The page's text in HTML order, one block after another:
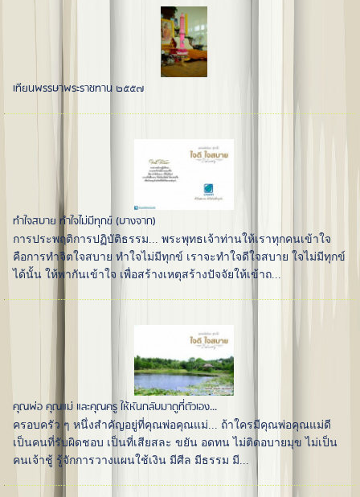
เทียนพรรษาพระราชทาน ๒๕๕๗
ทำใจสบาย ทำใจไม่มีทุกข์ (บางจาก)
การประพฤติการปฏิบัติธรรม... พระพุทธเจ้าท่านให้เราทุกคนเข้าใจ
คือการทำจิตใจสบาย ทำใจไม่มีทุกข์ เราจะทำใจดีใจสบาย ใจไม่มีทุกข์
ได้นั้น ให้พากันเข้าใจ เพื่อสร้างเหตุสร้างปัจจัยให้เข้าถ...
คุณพ่อ คุณแม่ และคุณครู ให้หันกลับมาดูที่ตัวเอง...
ครอบครัว ๆ หนึ่งสำคัญอยู่ที่คุณพ่อคุณแม่... ถ้าใครมีคุณพ่อคุณแม่ดี
เป็นคนที่รับผิดชอบ เป็นที่เสียสละ ขยัน อดทน ไม่ติดอบายมุข ไม่เป็น
คนเจ้าชู้ รู้จักการวางแผนใช้เงิน มีศีล มีธรรม มี...